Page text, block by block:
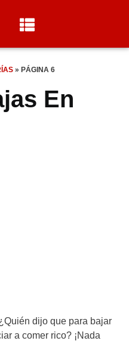
» PÁGINA 6
En
dijo que para bajar
a comer rico? ¡Nada